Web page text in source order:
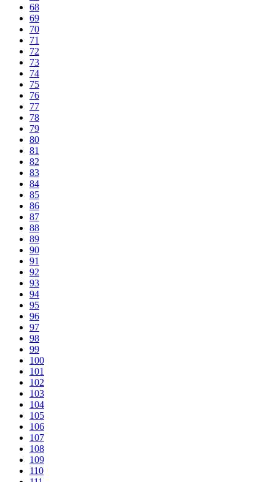
68
69
70
71
72
73
74
75
76
77
78
79
80
81
82
83
84
85
86
87
88
89
90
91
92
93
94
95
96
97
98
99
100
101
102
103
104
105
106
107
108
109
110